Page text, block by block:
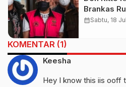
Brankas
calendar_monthSabtu, 18
KOMENTAR (1)
Keesha
Hey I know this iis ooff